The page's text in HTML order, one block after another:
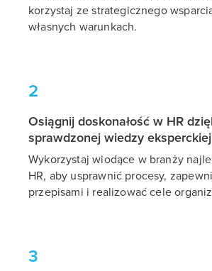
korzystaj ze strategicznego
własnych warunkach.
2
Osiągnij doskonałość w HR
sprawdzonej wiedzy eksperckiej
Wykorzystaj wiodące w branży
HR, aby usprawnić procesy,
przepisami i realizować cele
3